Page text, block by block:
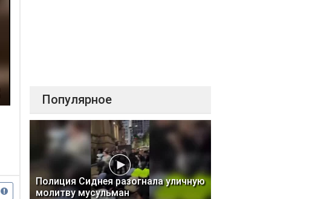
Популярное
Полиция Сиднея разогнала уличную
молитву мусульман